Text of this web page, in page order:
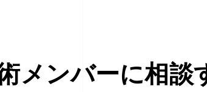
メンバーに相談